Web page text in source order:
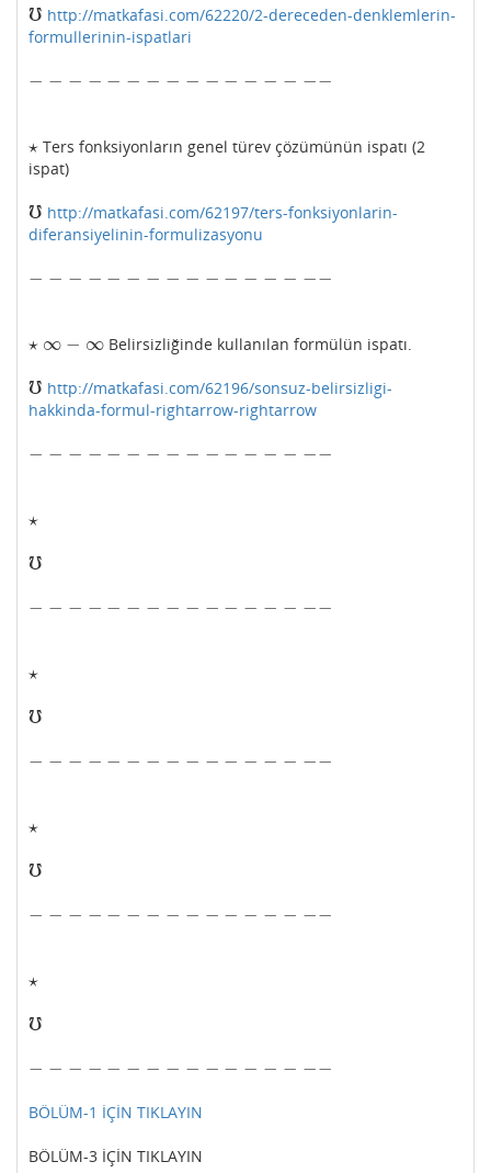
℧
℧ http://matkafasi.com/62220/2-dereceden-denklemlerin-
formullerinin-ispatlari
− − − − − − − − − − − − − − −−
−− −− −− −−− −− −− −− −
⋆
⋆Ters fonksiyonların genel türev çözümünün ispatı (2
ispat)
℧
℧ http://matkafasi.com/62197/ters-fonksiyonlarin-
diferansiyelinin-formulizasyonu
− − − − − − − − − − − − − − −−
−− −− −− −−− −− −− −− −
⋆
⋆ ∞ − ∞
∞− ∞ Belirsizliğinde kullanılan formülün ispatı.
℧
℧ http://matkafasi.com/62196/sonsuz-belirsizligi-
hakkinda-formul-rightarrow-rightarrow
− − − − − − − − − − − − − − −−
−− −− −− −−− −− −− −− −
⋆
⋆
℧
℧
− − − − − − − − − − − − − − −−
−− −− −− −−− −− −− −− −
⋆
⋆
℧
℧
− − − − − − − − − − − − − − −−
−− −− −− −−− −− −− −− −
⋆
⋆
℧
℧
− − − − − − − − − − − − − − −−
−− −− −− −−− −− −− −− −
⋆
⋆
℧
℧
− − − − − − − − − − − − − − −−
−− −− −− −−− −− −− −− −
BÖLÜM-1 İÇİN TIKLAYIN
BÖLÜM-3 İÇİN TIKLAYIN